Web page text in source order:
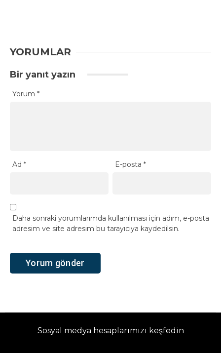
YORUMLAR
Bir yanıt yazın
Yorum *
Ad * E-posta*
Daha sonraki yorumlarımda kullanılması için adım, e-posta
adresim ve site adresim bu tarayıcıya kaydedilsin.
Sosyal medya hesaplarımızı keşfedin